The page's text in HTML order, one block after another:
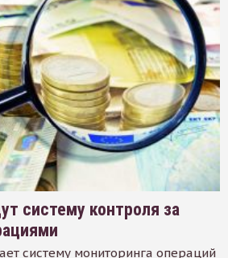
систему контроля за
систему мониторинга операций